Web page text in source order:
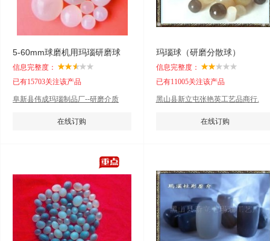
5-60mm球磨机用玛瑙研磨球
信息完整度：
已有15703关注该产品
阜新县伟成玛瑙制品厂--研磨介质
在线订购
玛瑙球（研磨分散球）
信息完整度：
已有11005关注该产品
黑山县新立屯张艳英工艺品商行.
在线订购